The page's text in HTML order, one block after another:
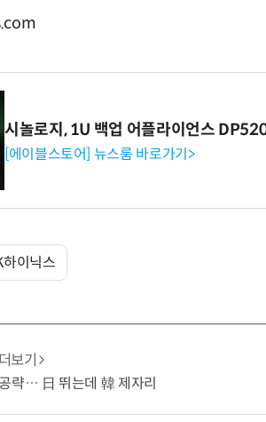
시놀로지, 1U 백업 어플라이언스
[에이블스토어] 뉴스룸 바로가기>
하이닉스
보기
략… 日 뛰는데 韓 제자리